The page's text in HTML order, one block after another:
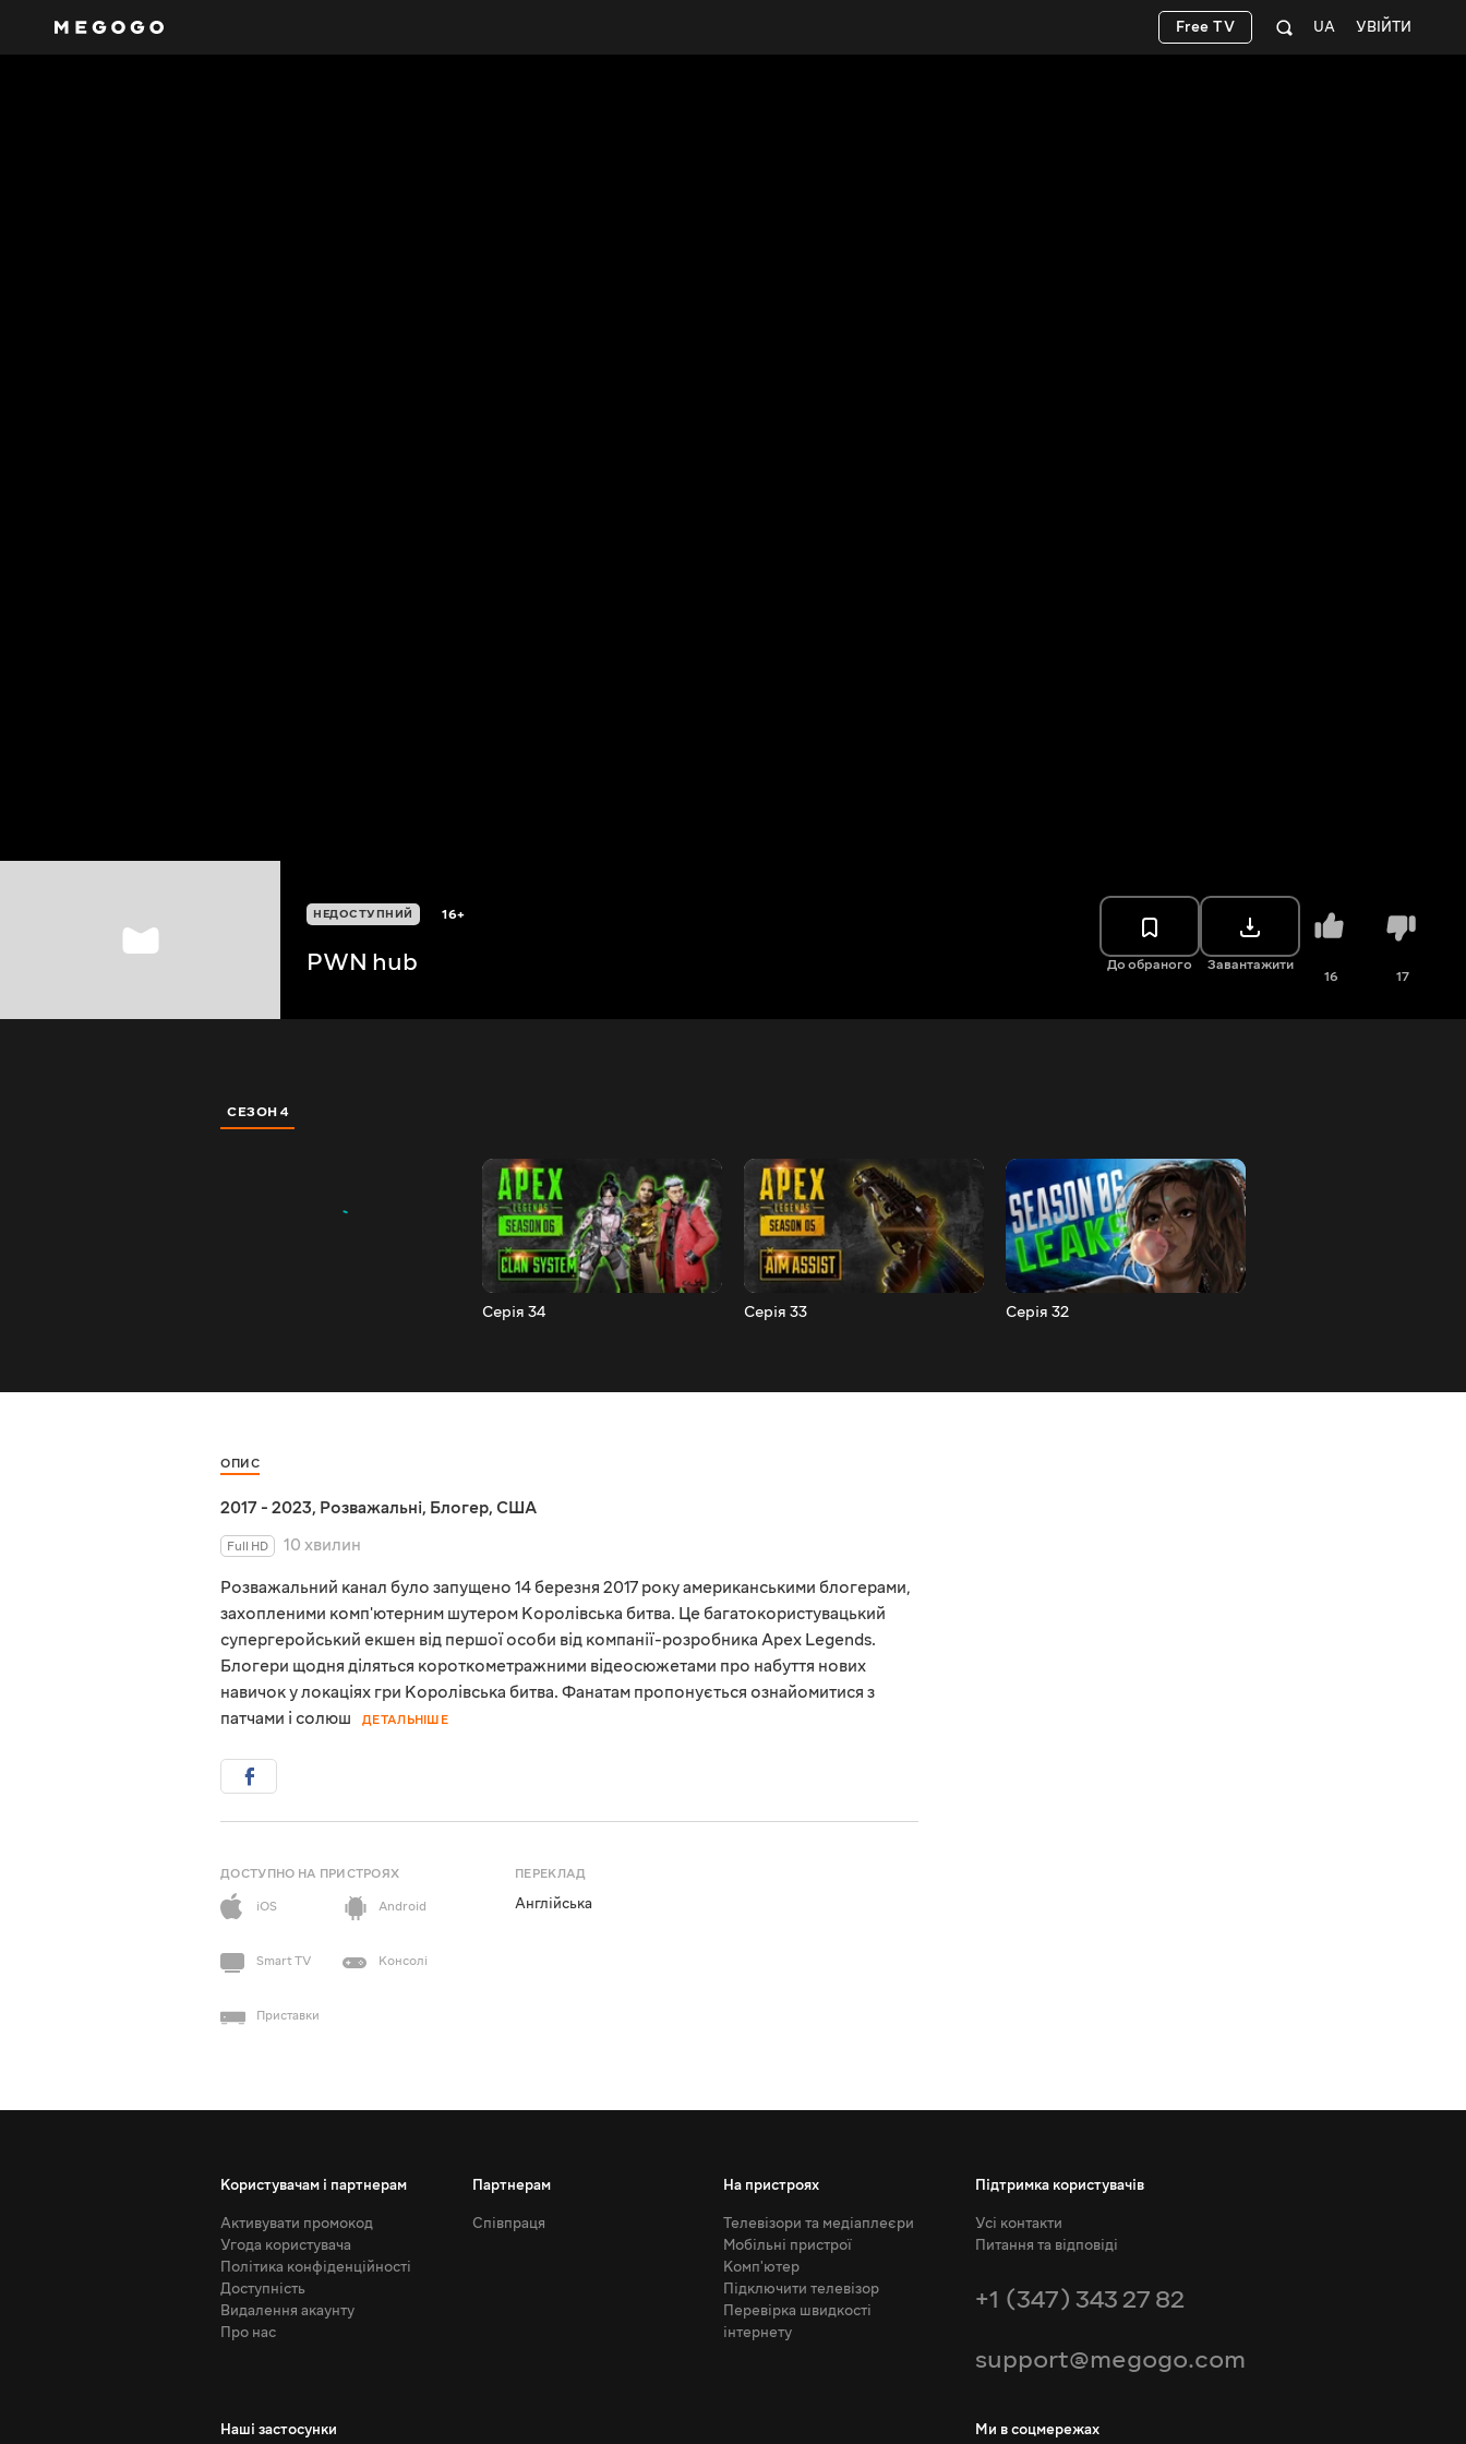
УВІЙТИ
UA
Free TV
НЕДОСТУПНИЙ 16+
PWN hub До обраного Завантажити
16 17
СЕЗОН 4
Серія 34 Серія 33 Серія 32
ОПИС
2017 - 2023, Розважальні, Блогер, США
Full HD
10 хвилин
Розважальний канал було запущено 14 березня 2017 року американськими блогерами,
захопленими комп'ютерним шутером Королівська битва. Це багатокористувацький
супергеройський екшен від першої особи від компанії-розробника Apex Legends.
Блогери щодня діляться короткометражними відеосюжетами про набуття нових
навичок у локаціях гри Королівська битва. Фанатам пропонується ознайомитися з
патчами і солюш
ДЕТАЛЬНІШЕ
ДОСТУПНО НА ПРИСТРОЯХ
iOS
Android
Smart TV Консолі
Приставки
ПЕРЕКЛАД
Англійська
Користувачам і партнерам
Активувати промокод
Угода користувача
Політика конфіденційності
Доступність
Видалення акаунту
Про нас
Партнерам
Співпраця
На пристроях
Телевізори та медіаплеєри
Мобільні пристрої
Комп'ютер
Підключити телевізор
Перевірка швидкості
інтернету
Підтримка користувачів
Усі контакти
Питання та відповіді
+1 (347) 343 27 82
support@megogo.com
Наші застосунки Ми в соцмережах